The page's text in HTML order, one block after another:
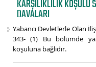
KARŞILIKLILIK KOŞULU
DAVALARI
Yabancı Devletlerle Olan
343- (1) Bu bölümde
koşuluna bağlıdır.